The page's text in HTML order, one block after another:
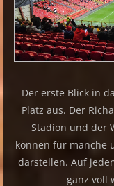
Der erste Blick in
Platz aus. Der
Stadion und der
können für manche
darstellen. Auf
ganz voll